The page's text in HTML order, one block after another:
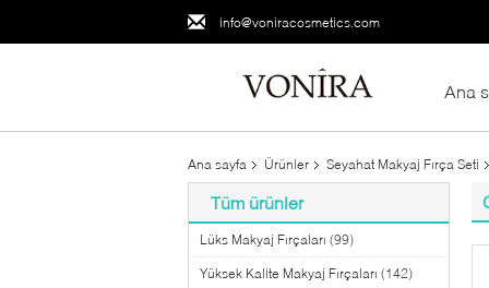
info@voniracosmetics.com
Ana
Ana sayfa Ürünler Seyahat Makyaj Fırça Seti
Tüm ürünler
Lüks Makyaj Fırçaları (99)
Yüksek Kalite Makyaj Fırçaları (142)